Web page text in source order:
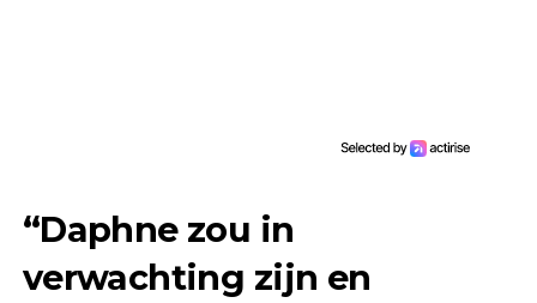
“Daphne zou in
verwachting zijn en